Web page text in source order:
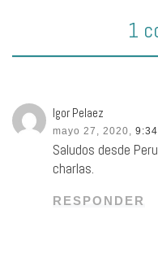
1
Igor Pelaez
mayo 27, 2020,
Saludos desde
charlas.
RESPONDER